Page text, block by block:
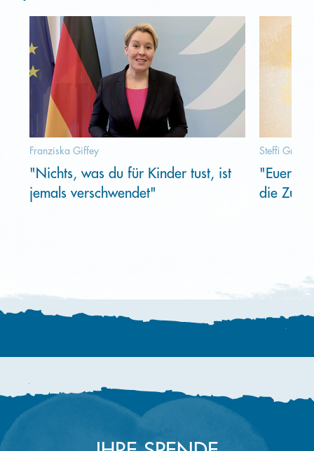
Franziska Giffey
"Nichts, was du für Kinder tust, ist
jemals verschwendet"
Steffi Graf
"Euer
die